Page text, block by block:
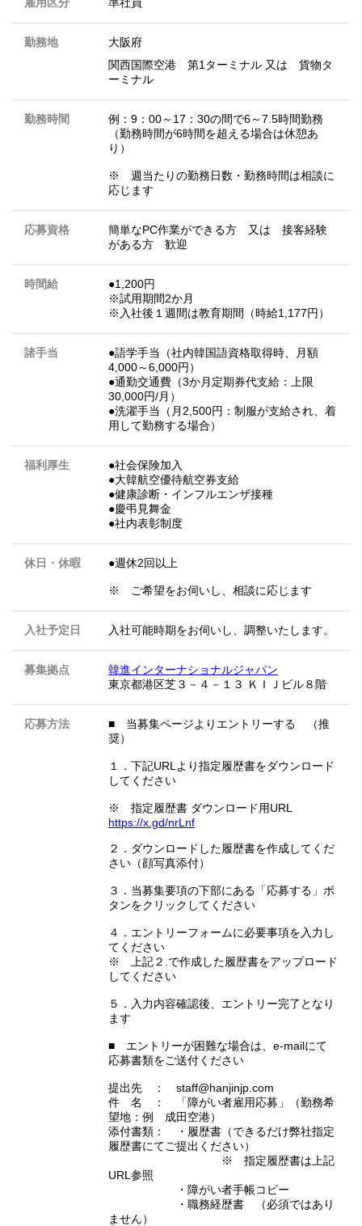
勤務地
大阪府
関西国際空港 第1ターミナル 又は 貨物タ
ーミナル
勤務時間
例：9：00～17：30の間で6～7.5時間勤務
（勤務時間が6時間を超える場合は休憩あ
り）
※ 週当たりの勤務日数・勤務時間は相談に
応じます
応募資格
簡単なPC作業ができる方 又は 接客経験
がある方 歓迎
時間給
●1,200円
※試用期間2か月
※入社後１週間は教育期間（時給1,177円）
諸手当
●語学手当（社内韓国語資格取得時、月額
4,000～6,000円）
●通勤交通費（3か月定期券代支給：上限
30,000円/月）
●洗濯手当（月2,500円：制服が支給され、着
用して勤務する場合）
福利厚生
●社会保険加入
●大韓航空優待航空券支給
●健康診断・インフルエンザ接種
●慶弔見舞金
●社内表彰制度
休日・休暇 ●週休2回以上
※ ご希望をお伺いし、相談に応じます
入社予定日 入社可能時期をお伺いし、調整いたします。
募集拠点
韓進インターナショナルジャパン
東京都港区芝３－４－１３ ＫＩＪビル８階
応募方法
■ 当募集ページよりエントリーする （推
奨）
​１．下記URLより指定履歴書をダウンロード
してください
※ 指定履歴書 ダウンロード用URL
https://x.gd/nrLnf
２．ダウンロードした履歴書を作成してくだ
さい（顔写真添付）
３．当募集要項の下部にある「応募する」ボ
タンをクリックしてください
４．エントリーフォームに必要事項を入力し
てください
※ 上記２.で作成した履歴書をアップロード
してください
５．入力内容確認後、エントリー完了となり
ます
■ エントリーが困難な場合は、e-mailにて
応募書類をご送付ください
提出先 ： staff@hanjinjp.com
件 名 ： 「障がい者雇用応募」（勤務希
望地：例 成田空港）
添付書類： ・履歴書（できるだけ弊社指定
履歴書にてご提出ください）
※ 指定履歴書は上記
URL参照
・障がい者手帳コピー
・職務経歴書 （必須ではあり
ません）